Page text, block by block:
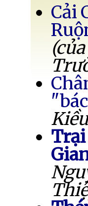
Cải